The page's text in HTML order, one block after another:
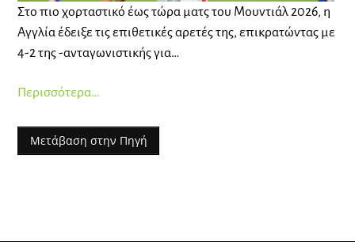
Στο πιο χορταστικό έως τώρα ματς του Μουντιάλ 2026, η
Αγγλία έδειξε τις επιθετικές αρετές της, επικρατώντας με
4-2 της -ανταγωνιστικής για…
Περισσότερα…
Μετάβαση στην Πηγή